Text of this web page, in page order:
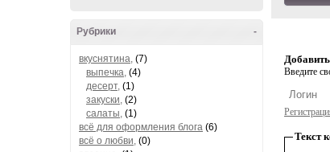
-
Рубрики
вкуснятина, (7)
выпечка, (4)
десерт, (1)
закуски, (2)
салаты, (1)
всё для оформления блога (6)
всё о любви, (0)
Введите
Текст